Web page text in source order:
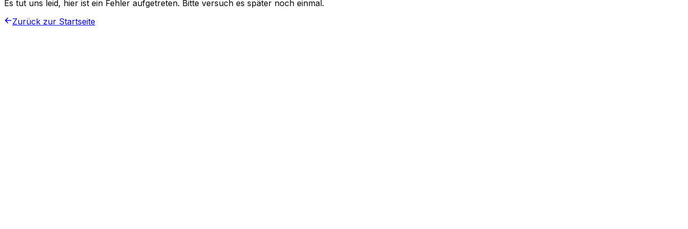
Es tut uns leid, hier ist ein Fehler aufgetreten. Bitte versuch es später noch einmal.
Zurück zur Startseite